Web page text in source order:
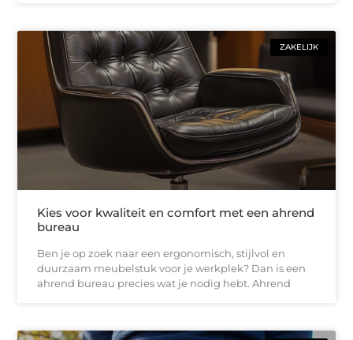
ZAKELIJK
Kies voor kwaliteit en comfort met een ahrend
bureau
Ben je op zoek naar een ergonomisch, stijlvol en
duurzaam meubelstuk voor je werkplek? Dan is een
ahrend bureau precies wat je nodig hebt. Ahrend